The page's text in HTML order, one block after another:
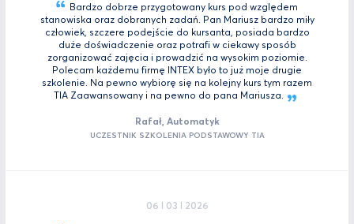
Bardzo dobrze przygotowany kurs pod względem
stanowiska oraz dobranych zadań. Pan Mariusz bardzo miły
człowiek, szczere podejście do kursanta, posiada bardzo
duże doświadczenie oraz potrafi w ciekawy sposób
zorganizować zajęcia i prowadzić na wysokim poziomie.
Polecam każdemu firmę INTEX było to już moje drugie
szkolenie. Na pewno wybiorę się na kolejny kurs tym razem
TIA Zaawansowany i na pewno do pana Mariusza.
Rafał, Automatyk
UCZESTNIK SZKOLENIA PODSTAWOWY TIA
06 I 03 I 2026